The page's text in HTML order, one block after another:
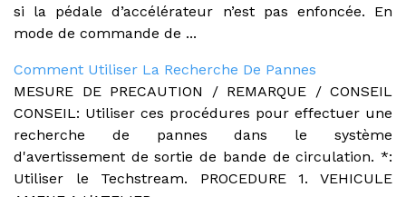
si la pédale d’accélérateur n’est pas enfoncée. En
mode de commande de ...
Comment Utiliser La Recherche De Pannes
MESURE DE PRECAUTION / REMARQUE / CONSEIL
CONSEIL: Utiliser ces procédures pour effectuer une
recherche de pannes dans le système
d'avertissement de sortie de bande de circulation. *:
Utiliser le Techstream. PROCEDURE 1. VEHICULE